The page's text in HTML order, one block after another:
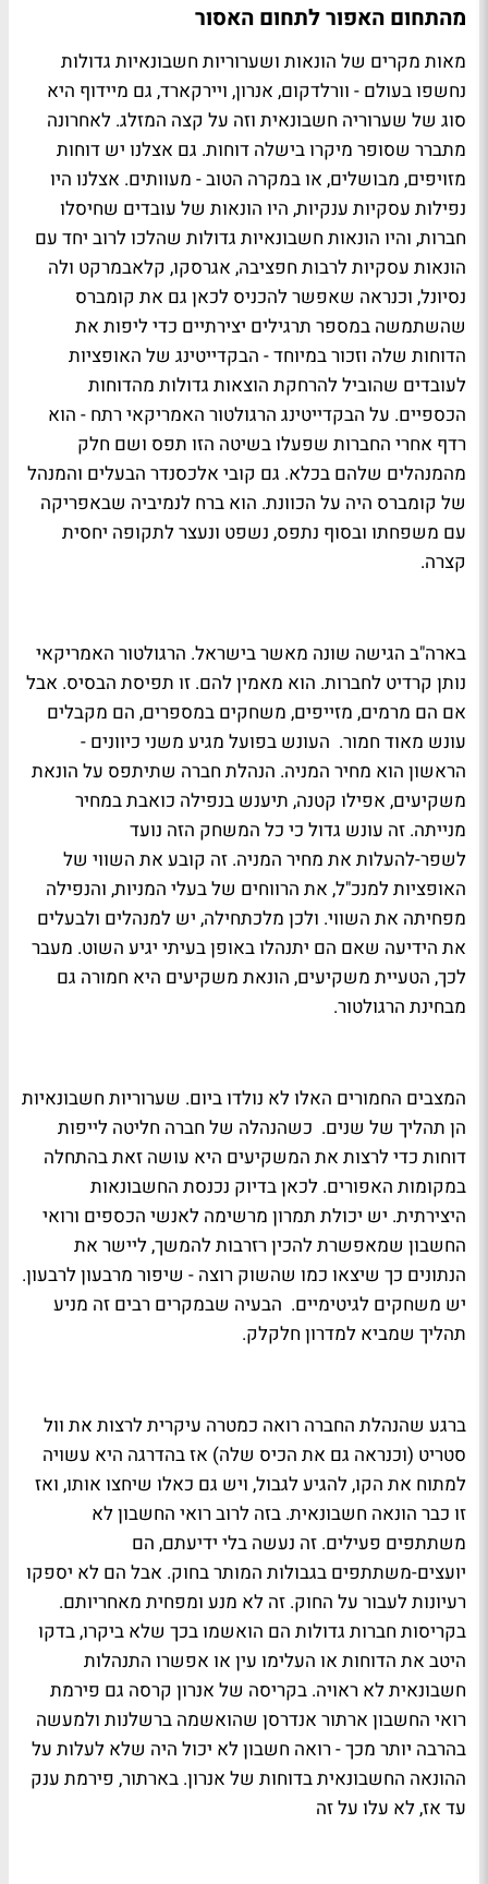
מהתחום האפור לתחום האסור
מאות מקרים של הונאות ושערוריות חשבונאיות גדולות
נחשפו בעולם - וורלדקום, אנרון, ויירקארד, גם מיידוף היא
סוג של שערוריה חשבונאית וזה על קצה המזלג. לאחרונה
מתברר שסופר מיקרו בישלה דוחות. גם אצלנו יש דוחות
מזויפים, מבושלים, או במקרה הטוב - מעוותים. אצלנו היו
נפילות עסקיות ענקיות, היו הונאות של עובדים שחיסלו
חברות, והיו הונאות חשבונאיות גדולות שהלכו לרוב יחד עם
הונאות עסקיות לרבות חפציבה, אגרסקו, קלאבמרקט ולה
נסיונל, וכנראה שאפשר להכניס לכאן גם את קומברס
שהשתמשה במספר תרגילים יצירתיים כדי ליפות את
הדוחות שלה וזכור במיוחד - הבקדייטינג של האופציות
לעובדים שהוביל להרחקת הוצאות גדולות מהדוחות
הכספיים. על הבקדייטינג הרגולטור האמריקאי רתח - הוא
רדף אחרי החברות שפעלו בשיטה הזו תפס ושם חלק
מהמנהלים שלהם בכלא. גם קובי אלכסנדר הבעלים והמנהל
של קומברס היה על הכוונת. הוא ברח לנמיביה שבאפריקה
עם משפחתו ובסוף נתפס, נשפט ונעצר לתקופה יחסית
קצרה.
בארה"ב הגישה שונה מאשר בישראל. הרגולטור האמריקאי
נותן קרדיט לחברות. הוא מאמין להם. זו תפיסת הבסיס. אבל
אם הם מרמים, מזייפים, משחקים במספרים, הם מקבלים
עונש מאוד חמור. העונש בפועל מגיע משני כיוונים -
הראשון הוא מחיר המניה. הנהלת חברה שתיתפס על הונאת
משקיעים, אפילו קטנה, תיענש בנפילה כואבת במחיר
מנייתה. זה עונש גדול כי כל המשחק הזה נועד
לשפר-להעלות את מחיר המניה. זה קובע את השווי של
האופציות למנכ"ל, את הרווחים של בעלי המניות, והנפילה
מפחיתה את השווי. ולכן מלכתחילה, יש למנהלים ולבעלים
את הידיעה שאם הם יתנהלו באופן בעיתי יגיע השוט. מעבר
לכך, הטעיית משקיעים, הונאת משקיעים היא חמורה גם
מבחינת הרגולטור.
המצבים החמורים האלו לא נולדו ביום. שערוריות חשבונאיות
הן תהליך של שנים. כשהנהלה של חברה חליטה לייפות
דוחות כדי לרצות את המשקיעים היא עושה זאת בהתחלה
במקומות האפורים. לכאן בדיוק נכנסת החשבונאות
היצירתית. יש יכולת תמרון מרשימה לאנשי הכספים ורואי
החשבון שמאפשרת להכין רזרבות להמשך, ליישר את
הנתונים כך שיצאו כמו שהשוק רוצה - שיפור מרבעון לרבעון.
יש משחקים לגיטימיים. הבעיה שבמקרים רבים זה מניע
תהליך שמביא למדרון חלקלק.
ברגע שהנהלת החברה רואה כמטרה עיקרית לרצות את וול
סטריט (וכנראה גם את הכיס שלה) אז בהדרגה היא עשויה
למתוח את הקו, להגיע לגבול, ויש גם כאלו שיחצו אותו, ואז
זו כבר הונאה חשבונאית. בזה לרוב רואי החשבון לא
משתתפים פעילים. זה נעשה בלי ידיעתם, הם
יועצים-משתתפים בגבולות המותר בחוק. אבל הם לא יספקו
רעיונות לעבור על החוק. זה לא מנע ומפחית מאחריותם.
בקריסות חברות גדולות הם הואשמו בכך שלא ביקרו, בדקו
היטב את הדוחות או העלימו עין או אפשרו התנהלות
חשבונאית לא ראויה. בקריסה של אנרון קרסה גם פירמת
רואי החשבון ארתור אנדרסן שהואשמה ברשלנות ולמעשה
בהרבה יותר מכך - רואה חשבון לא יכול היה שלא לעלות על
ההונאה החשבונאית בדוחות של אנרון. בארתור, פירמת ענק
עד אז, לא עלו על זה